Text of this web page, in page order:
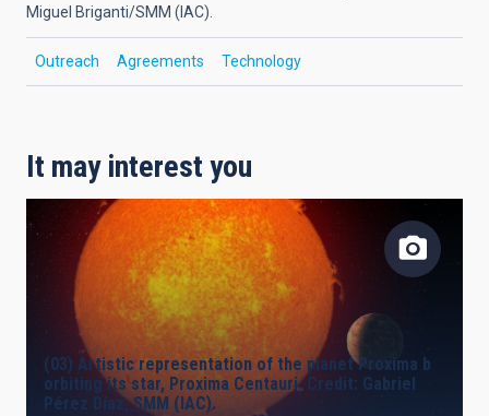
Miguel Briganti/SMM (IAC).
Outreach Agreements Technology
It may interest you
(03) Artistic representation of the planet Proxima b
orbiting its star, Proxima Centauri. Credit: Gabriel
Pérez Díaz, SMM (IAC).